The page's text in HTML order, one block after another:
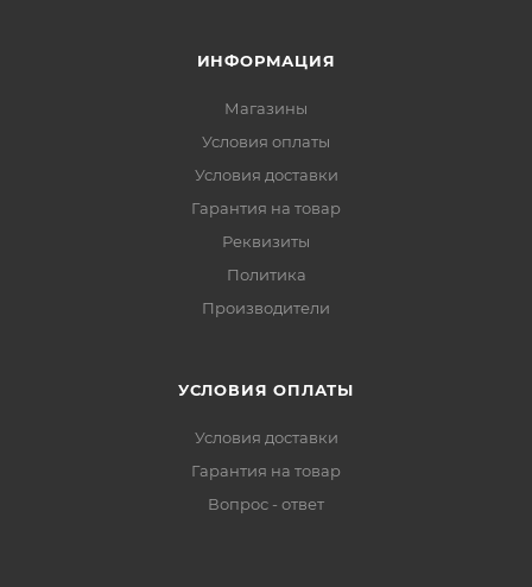
ИНФОРМАЦИЯ
Магазины
Условия оплаты
Условия доставки
Гарантия на товар
Реквизиты
Политика
Производители
УСЛОВИЯ ОПЛАТЫ
Условия доставки
Гарантия на товар
Вопрос - ответ